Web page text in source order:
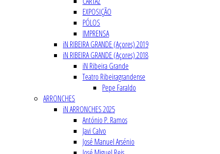
EXPOSIÇÃO
PÓLOS
IMPRENSA
iN RIBEIRA GRANDE (Açores) 2019
iN RIBEIRA GRANDE (Açores) 2018
iN Ribeira Grande
Teatro Ribeiragrandense
Pepe Faraldo
ARRONCHES
iN ARRONCHES 2025
António P. Ramos
Javi Calvo
José Manuel Arsénio